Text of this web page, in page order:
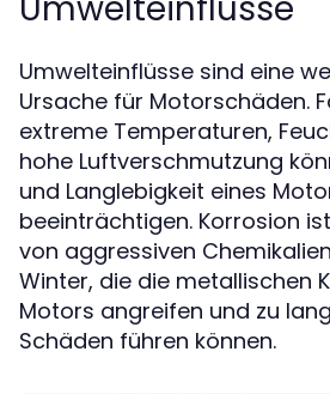
Umwelteinflüsse sind eine
Ursache für Motorschäden.
extreme Temperaturen,
hohe Luftverschmutzung
und Langlebigkeit eines
beeinträchtigen. Korrosion
von aggressiven
Winter, die die metallischen
Motors angreifen und zu
Schäden führen können.